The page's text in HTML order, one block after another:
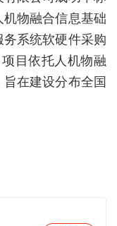
物融合信息基础
系统软硬件采购
目依托人机物融
在建设分布全国